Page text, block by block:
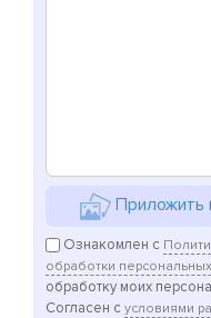
Приложить
Ознакомлен с
обработки
обработку моих
Согласен с условиями